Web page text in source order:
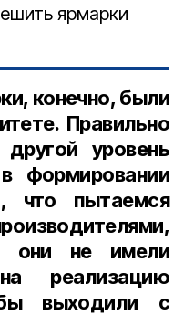
ярмарки
конечно, были
Правильно
уровень
формировании
что пытаемся
они не имели
реализацию
выходили с